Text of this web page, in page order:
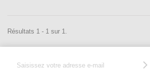
Résultats 1 - 1 sur 1.